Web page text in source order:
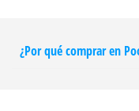
¿Por qué comprar en